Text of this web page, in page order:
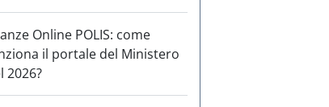
Online POLIS: come
il portale del Ministero
2026?